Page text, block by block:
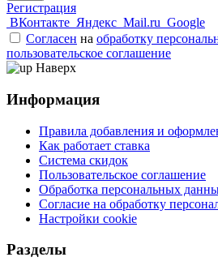
Регистрация
ВКонтакте Яндекс Mail.ru Google
Согласен на обработку
пользовательское соглашение
Наверх
Информация
Правила добавления и
Как работает ставка
Система скидок
Пользовательское соглашение
Обработка персональных
Согласие на обработку
Настройки cookie
Разделы